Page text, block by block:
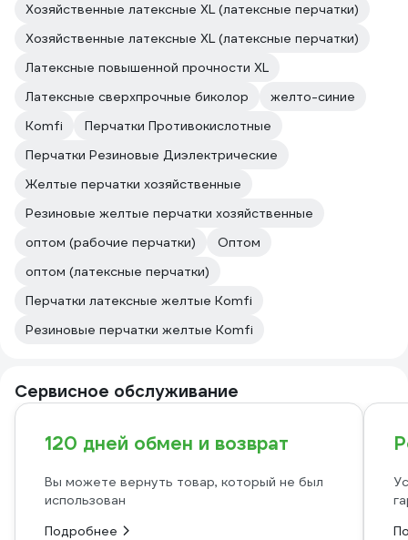
Хозяйственные латексные XL (латексные перчатки)
Хозяйственные латексные XL (латексные перчатки)
Латексные повышенной прочности XL
Латексные сверхпрочные биколор
желто-синие
Komfi
Перчатки Противокислотные
Перчатки Резиновые Диэлектрические
Желтые перчатки хозяйственные
Резиновые желтые перчатки хозяйственные
оптом (рабочие перчатки)
Оптом
оптом (латексные перчатки)
Перчатки латексные желтые Komfi
Резиновые перчатки желтые Komfi
Сервисное обслуживание
120 дней обмен и возврат
Вы можете вернуть товар, который не был
использован
Подробнее